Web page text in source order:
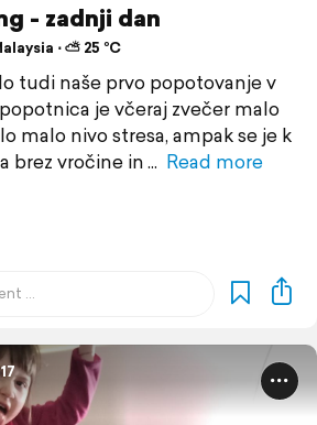
- zadnji dan
⋅ ⛅ 25 °C
tudi naše prvo popotovanje v
je včeraj zvečer malo
malo nivo stresa, ampak se je k
brez vročine in
Read more